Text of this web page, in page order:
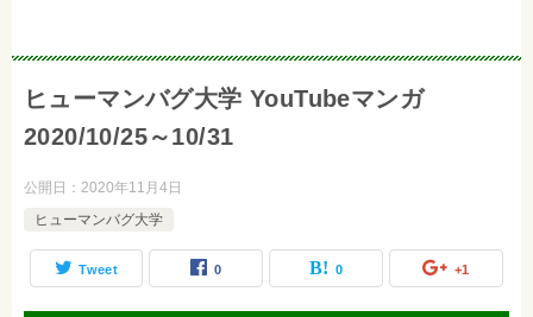
ヒューマンバグ大学 YouTubeマンガ
2020/10/25～10/31
公開日： 2020年11月4日
ヒューマンバグ大学
Tweet 0 0 +1